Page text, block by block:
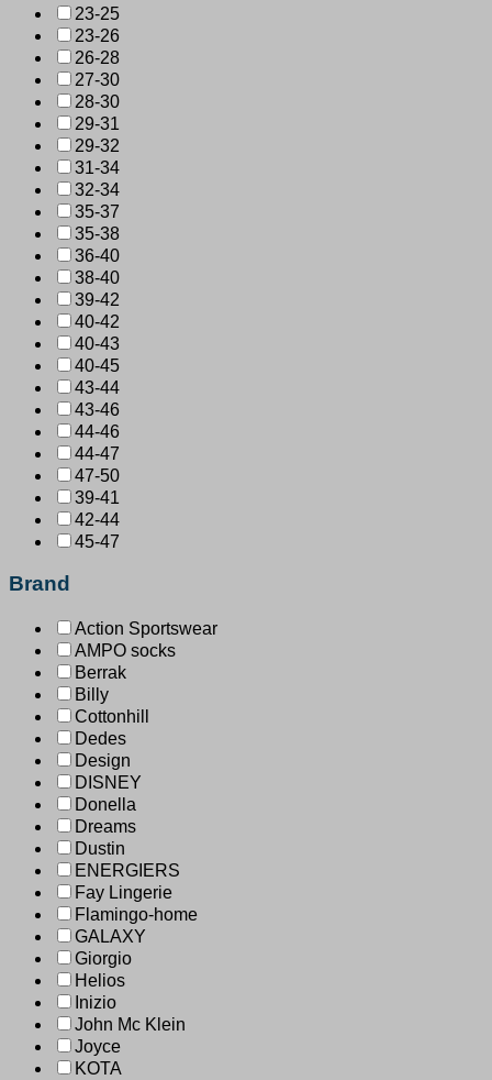
23-25
23-26
26-28
27-30
28-30
29-31
29-32
31-34
32-34
35-37
35-38
36-40
38-40
39-42
40-42
40-43
40-45
43-44
43-46
44-46
44-47
47-50
39-41
42-44
45-47
Brand
Action Sportswear
AMPO socks
Berrak
Billy
Cottonhill
Dedes
Design
DISNEY
Donella
Dreams
Dustin
ENERGIERS
Fay Lingerie
Flamingo-home
GALAXY
Giorgio
Helios
Inizio
John Mc Klein
Joyce
KOTA